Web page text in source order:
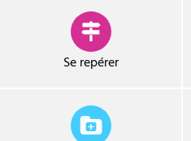
Se repérer